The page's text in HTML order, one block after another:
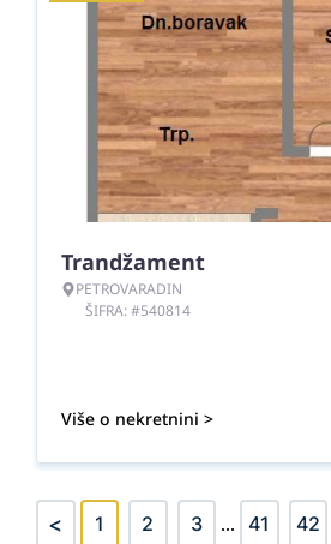
Trandžament
PETROVARADIN
ŠIFRA: #540814
Više o nekretnini >
< 1 2 3 ... 41 42